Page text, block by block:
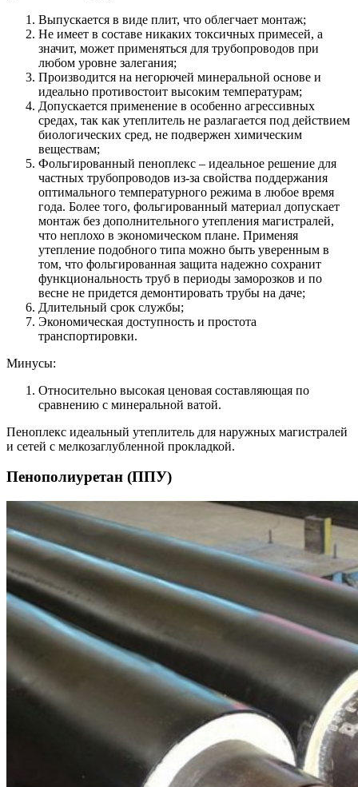
Выпускается в виде плит, что облегчает монтаж;
Не имеет в составе никаких токсичных примесей, а
значит, может применяться для трубопроводов при
любом уровне залегания;
Производится на негорючей минеральной основе и
идеально противостоит высоким температурам;
Допускается применение в особенно агрессивных
средах, так как утеплитель не разлагается под действием
биологических сред, не подвержен химическим
веществам;
Фольгированный пеноплекс – идеальное решение для
частных трубопроводов из-за свойства поддержания
оптимального температурного режима в любое время
года. Более того, фольгированный материал допускает
монтаж без дополнительного утепления магистралей,
что неплохо в экономическом плане. Применяя
утепление подобного типа можно быть уверенным в
том, что фольгированная защита надежно сохранит
функциональность труб в периоды заморозков и по
весне не придется демонтировать трубы на даче;
Длительный срок службы;
Экономическая доступность и простота
транспортировки.
Минусы:
Относительно высокая ценовая составляющая по
сравнению с минеральной ватой.
Пеноплекс идеальный утеплитель для наружных магистралей
и сетей с мелкозаглубленной прокладкой.
Пенополиуретан (ППУ)